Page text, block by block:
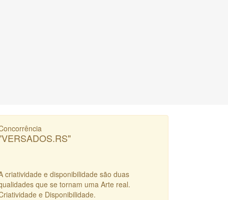
criatividade e disponibilidade são duas
que se tornam uma Arte real.
e Disponibilidade.